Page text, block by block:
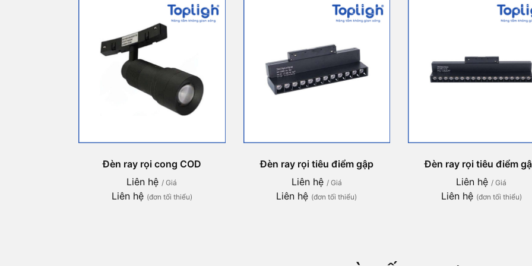
Đèn ray rọi cong COD
Liên hệ / Giá
Liên hệ (đơn tối thiểu)
Đèn ray rọi tiêu điểm gập
Liên hệ / Giá
Liên hệ (đơn tối thiểu)
Đèn ray rọi tiêu điểm
Liên hệ / Giá
Liên hệ (đơn tối thiểu)